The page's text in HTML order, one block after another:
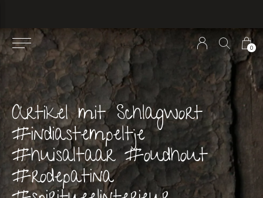
0
Artikel mit Schlagwort
#indiastempeltje
#huisaltaar #oudhout
#rodepatina